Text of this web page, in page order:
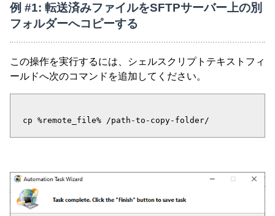
例 #1: 転送済みファイルをSFTPサーバー上の別
フォルダーへコピーする
この操作を実行するには、シェルスクリプトテキストフィ
ールドへ次のコマンドを追加してください。
cp %remote_file% /path-to-copy-folder/